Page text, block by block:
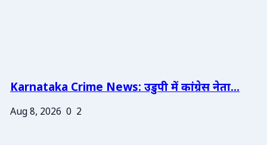
Karnataka Crime News: उडुपी में कांग्रेस नेता...
Aug 8, 2026 0 2